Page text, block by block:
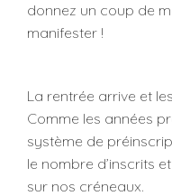
donnez un coup de
manifester !
La rentrée arrive et
Comme les années
système de
le nombre d’inscrits
sur nos créneaux.